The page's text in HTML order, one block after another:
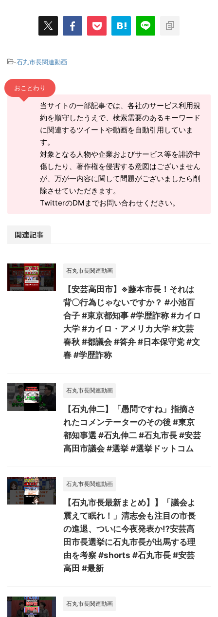
-石丸市長関連動画
おことわり
当サイトの一部記事では、各社のサービス利用規
約を順守したうえで、検索需要のあるキーワード
に関連するツイートや動画を自動引用していま
す。
対象となる人物や企業およびサービス等を誹謗中
傷したり、著作権を侵害する意図はございません
が、万が一内容に関して問題がございましたら削
除させていただきます。
TwitterのDMまでお問い合わせください。
関連記事
石丸市長関連動画
【安芸高田市】※藤本市長！それは
背〇行為じゃないですか？ #小池百
合子 #東京都知事 #学歴詐称 #カイロ
大学 #カイロ・アメリカ大学 #文芸
春秋 #都議会 #答弁 #日本保守党 #文
春 #学歴詐称
石丸市長関連動画
【石丸伸二】「愚問ですね」指摘さ
れたコメンテーターのその後 #東京
都知事選 #石丸伸二 #石丸市長 #安芸
高田市議会 #選挙 #選挙ドットコム
石丸市長関連動画
【石丸市長最新まとめ】】「議会よ
震えて眠れ！」清志会も注目の市長
の進退、ついに今夜発表か⁉安芸高
田市長選挙に石丸市長が出馬する理
由を考察 #shorts #石丸市長 #安芸
高田 #最新
石丸市長関連動画